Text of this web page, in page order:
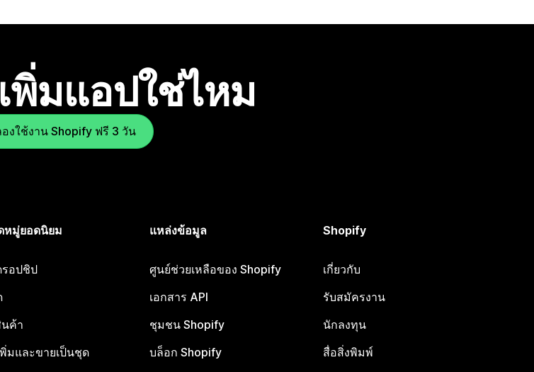
พิ่มแอปใช่ไหม
งใช้งาน Shopify ฟรี 3 วัน
หมู่ยอดนิยม
รอปชิป
ค้า
มและขายเป็นชุด
แหล่งข้อมูล
ศูนย์ช่วยเหลือของ Shopify
เอกสาร API
ชุมชน Shopify
บล็อก Shopify
Shopify
เกี่ยวกับ
รับสมัครงาน
นักลงทุน
สื่อสิ่งพิมพ์